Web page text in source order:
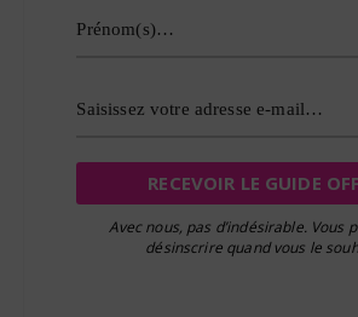
Avec nous, pas d’indésirable. Vous
désinscrire quand vous le